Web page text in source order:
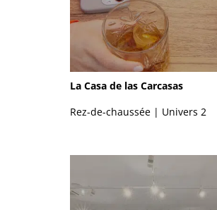
La Casa de las Carcasas
Rez-de-chaussée | Univers 2